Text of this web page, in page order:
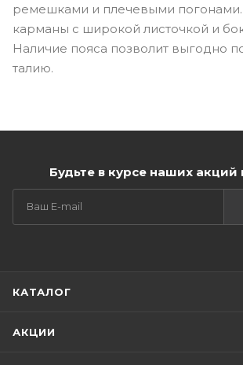
ремешками и плечевыми
карманы с широкой листочкой и
Наличие пояса позволит выгодно
талию.
Будьте в курсе наших акций
КАТАЛОГ
АКЦИИ